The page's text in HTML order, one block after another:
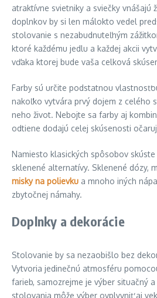
atraktívne svietniky a sviečky vnášajú
doplnkov by si len málokto vedel
stolovanie s nezabudnuteľným
ktoré každému jedlu a každej akcii
vďaka ktorej bude vaša celková
Farby sú určite podstatnou
nakoľko vytvára prvý dojem z celého
neho život. Nebojte sa farby aj
odtiene dodajú celej skúsenosti
Namiesto klasických spôsobov
sklenené alternatívy. Sklenené dózy,
misky na polievku a mnoho iných
zbytočnej námahy.
Doplnky a dekorácie
Stolovanie by sa nezaobišlo bez
Vytvoria jedinečnú atmosféru
farieb, samozrejme je výber situačný
stolovania môže výber ovplyvniť aj